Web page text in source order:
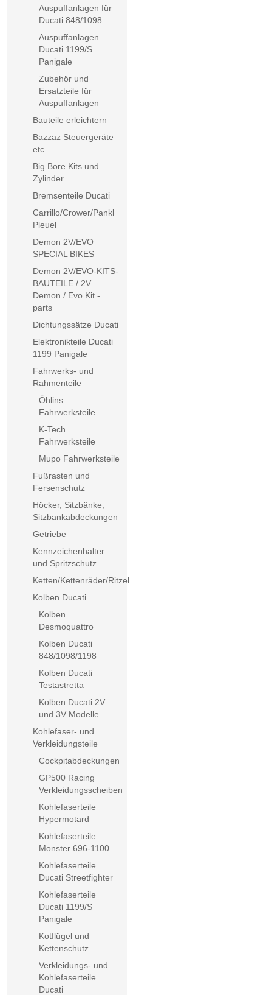
Auspuffanlagen für
Ducati 848/1098
Auspuffanlagen
Ducati 1199/S
Panigale
Zubehör und
Ersatzteile für
Auspuffanlagen
Bauteile erleichtern
Bazzaz Steuergeräte
etc.
Big Bore Kits und
Zylinder
Bremsenteile Ducati
Carrillo/Crower/Pankl
Pleuel
Demon 2V/EVO
SPECIAL BIKES
Demon 2V/EVO-KITS-
BAUTEILE / 2V
Demon / Evo Kit -
parts
Dichtungssätze Ducati
Elektronikteile Ducati
1199 Panigale
Fahrwerks- und
Rahmenteile
Öhlins
Fahrwerksteile
K-Tech
Fahrwerksteile
Mupo Fahrwerksteile
Fußrasten und
Fersenschutz
Höcker, Sitzbänke,
Sitzbankabdeckungen
Getriebe
Kennzeichenhalter
und Spritzschutz
Ketten/Kettenräder/Ritzel
Kolben Ducati
Kolben
Desmoquattro
Kolben Ducati
848/1098/1198
Kolben Ducati
Testastretta
Kolben Ducati 2V
und 3V Modelle
Kohlefaser- und
Verkleidungsteile
Cockpitabdeckungen
GP500 Racing
Verkleidungsscheiben
Kohlefaserteile
Hypermotard
Kohlefaserteile
Monster 696-1100
Kohlefaserteile
Ducati Streetfighter
Kohlefaserteile
Ducati 1199/S
Panigale
Kotflügel und
Kettenschutz
Verkleidungs- und
Kohlefaserteile
Ducati